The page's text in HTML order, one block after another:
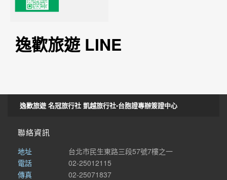
逸歡旅遊 LINE
逸歡旅遊 名冠旅行社 凱越旅行社-台胞證專辦簽證中心
聯絡資訊
地址
台北市民生東路三段57號7樓之一
電話
02-25012115
傳真
02-25071837